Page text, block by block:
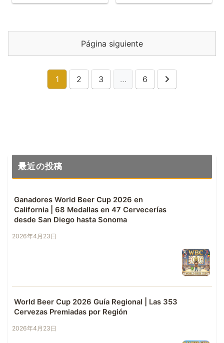
Página siguiente
1 2 3 … 6
Siguiente
最近の投稿
Ganadores World Beer Cup 2026 en
California | 68 Medallas en 47 Cervecerías
desde San Diego hasta Sonoma
2026年4月23日
World Beer Cup 2026 Guía Regional | Las 353
Cervezas Premiadas por Región
2026年4月23日